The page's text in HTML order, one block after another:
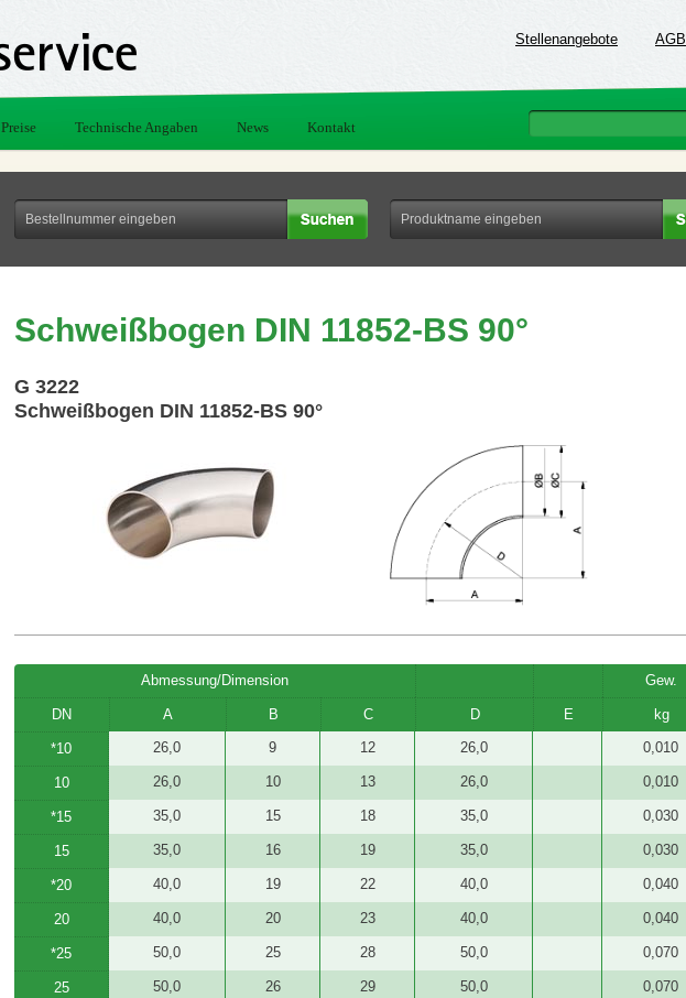
Preise Technische Angaben News Kontakt
Stellenangebote AGB
Schweißbogen DIN 11852-BS 90°
G 3222
Schweißbogen DIN 11852-BS 90°
Abmessung/Dimension Gew.
DN A B C D E kg
*10 26,0 9 12 26,0 0,010
10 26,0 10 13 26,0 0,010
*15 35,0 15 18 35,0 0,030
15 35,0 16 19 35,0 0,030
*20 40,0 19 22 40,0 0,040
20 40,0 20 23 40,0 0,040
*25 50,0 25 28 50,0 0,070
25 50,0 26 29 50,0 0,070